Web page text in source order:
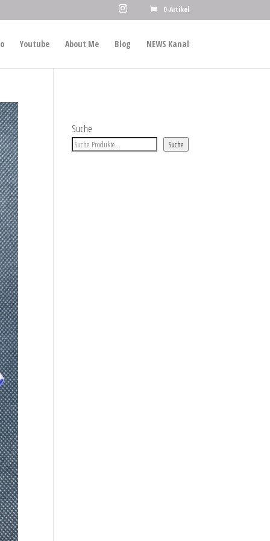
0-Artikel
Youtube About Me Blog NEWS Kanal
Suche
Suche